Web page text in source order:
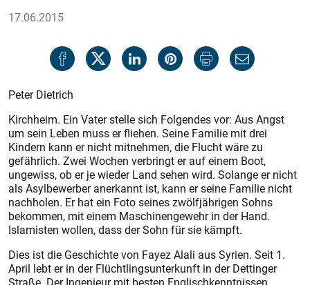
17.06.2015
Peter Dietrich
Kirchheim. Ein Vater stelle sich Folgendes vor: Aus Angst
um sein Leben muss er fliehen. Seine Familie mit drei
Kindern kann er nicht mitnehmen, die Flucht wäre zu
gefährlich. Zwei Wochen verbringt er auf einem Boot,
ungewiss, ob er je wieder Land sehen wird. Solange er nicht
als Asylbewerber anerkannt ist, kann er seine Familie nicht
nachholen. Er hat ein Foto seines zwölfjährigen Sohns
bekommen, mit einem Maschinengewehr in der Hand.
Islamisten wollen, dass der Sohn für sie kämpft.
Dies ist die Geschichte von Fayez Alali aus Syrien. Seit 1.
April lebt er in der Flüchtlingsunterkunft in der Dettinger